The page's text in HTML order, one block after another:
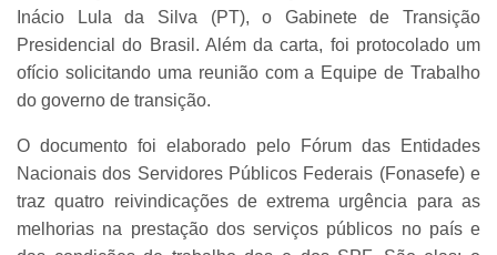
Inácio Lula da Silva (PT), o Gabinete de Transição
Presidencial do Brasil. Além da carta, foi protocolado um
ofício solicitando uma reunião com a Equipe de Trabalho
do governo de transição.
O documento foi elaborado pelo Fórum das Entidades
Nacionais dos Servidores Públicos Federais (Fonasefe) e
traz quatro reivindicações de extrema urgência para as
melhorias na prestação dos serviços públicos no país e